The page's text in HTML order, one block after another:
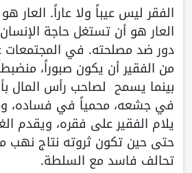
الفقر ليس عيباً ولا عاراً. العار
العار هو أن تستغل حاجة
دور ضد مصلحته. في المجتمعات
من الفقير أن يكون صبوراً،
بينما يسمح لصاحب رأس المال
في جشعه، محمياً في فساده،
يلام الفقير على فقره، ويقدم
حتى حين تكون ثروته نتاج نهب
تحالف فاسد مع السلطة.